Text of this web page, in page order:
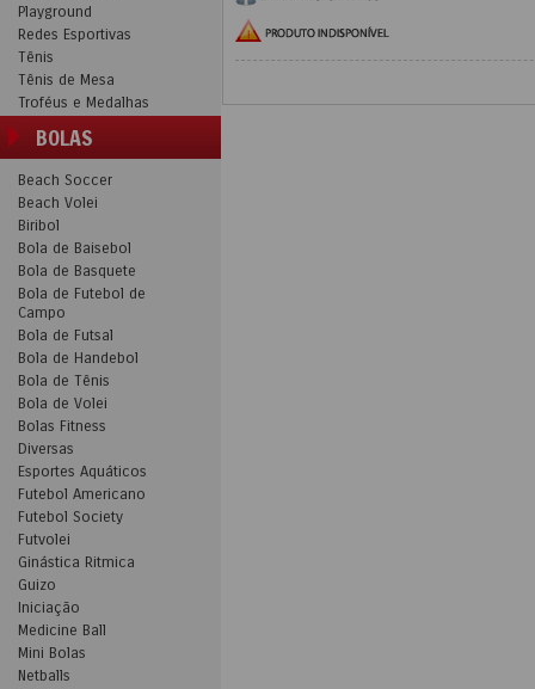
Playground
Redes Esportivas
Tênis
Tênis de Mesa
Troféus e Medalhas
BOLAS
Beach Soccer
Beach Volei
Biribol
Bola de Baisebol
Bola de Basquete
Bola de Futebol de
Campo
Bola de Futsal
Bola de Handebol
Bola de Tênis
Bola de Volei
Bolas Fitness
Diversas
Esportes Aquáticos
Futebol Americano
Futebol Society
Futvolei
Ginástica Ritmica
Guizo
Iniciação
Medicine Ball
Mini Bolas
Netballs